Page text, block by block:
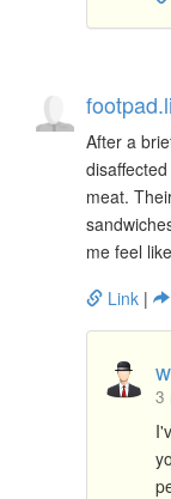
After a
meat.
me feel
Link |
3